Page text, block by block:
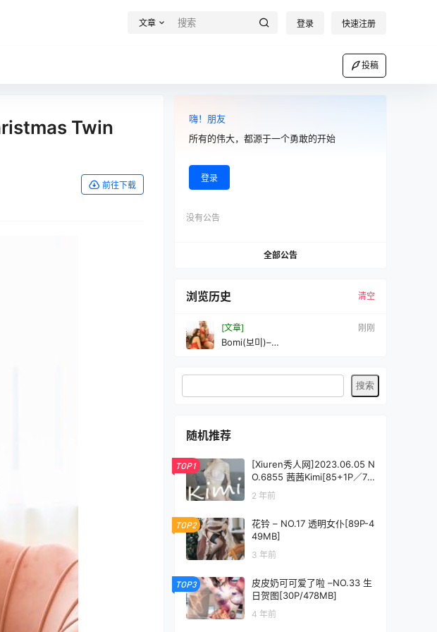
文章 登录 快速注册
投稿
Twin
前往下载
嗨！朋友
所有的伟大，都源于一个勇敢的开始
登录
没有公告
全部公告
浏览历史 清空
[文章] 刚刚
Bomi(보미)–
随机推荐
TOP1
[Xiuren秀人网]2023.06.05 N
O.6855 茜茜Kimi[85+1P／76
0MB]
2 年前
TOP2
花铃 – NO.17 透明女仆[89P-4
49MB]
3 年前
TOP3
皮皮奶可可爱了啦 –NO.33 生
日贺图[30P/478MB]
4 年前